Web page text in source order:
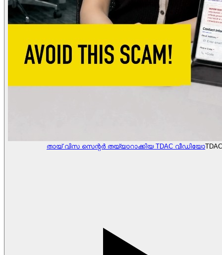
തായ് വിസ സെന്റർ തയ്യാറാക്കിയ TDAC വീഡിയോ